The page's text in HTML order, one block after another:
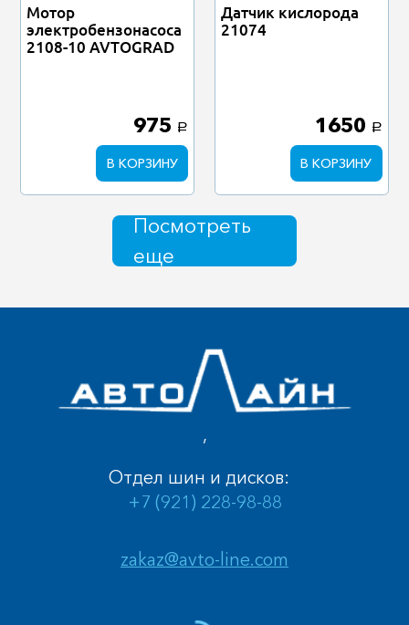
Мотор
электробензонасоса
2108-10 AVTOGRAD
975 a
В КОРЗИНУ
Датчик кислорода
21074
1650 a
В КОРЗИНУ
Посмотреть
еще
,
zakaz@avto-line.com
Отдел шин и дисков:
+7 (921) 228-98-88